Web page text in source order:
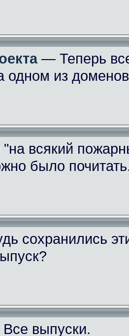
— Теперь
одном из
всякий
было
сохранились
выпуски.